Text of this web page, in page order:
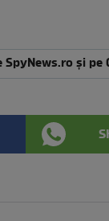
și pe